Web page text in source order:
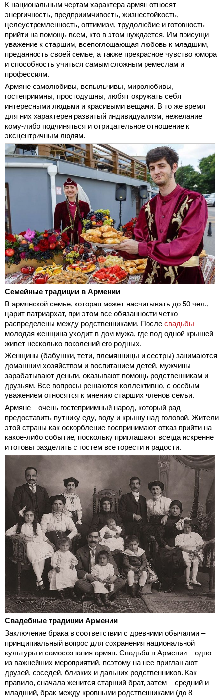
К национальным чертам характера армян относят
энергичность, предприимчивость, жизнестойкость,
целеустремленность, оптимизм, трудолюбие и готовность
прийти на помощь всем, кто в этом нуждается. Им присущи
уважение к старшим, всепоглощающая любовь к младшим,
преданность своей семье, а также прекрасное чувство юмора
и способность учиться самым сложным ремеслам и
профессиям.
Армяне самолюбивы, вспыльчивы, миролюбивы,
гостеприимны, простодушны, любят окружать себя
интересными людьми и красивыми вещами. В то же время
для них характерен развитый индивидуализм, нежелание
кому-либо подчиняться и отрицательное отношение к
эксцентричным людям.
Семейные традиции в Армении
В армянской семье, которая может насчитывать до 50 чел.,
царит патриархат, при этом все обязанности четко
распределены между родственниками. После свадьбы
молодая женщина уходит в дом мужа, где под одной крышей
живет несколько поколений его родных.
Женщины (бабушки, тети, племянницы и сестры) занимаются
домашним хозяйством и воспитанием детей, мужчины
зарабатывают деньги, оказывают помощь родственникам и
друзьям. Все вопросы решаются коллективно, с особым
уважением относятся к мнению старших членов семьи.
Армяне – очень гостеприимный народ, который рад
предоставить путнику еду, воду и крышу над головой. Жители
этой страны как оскорбление воспринимают отказ прийти на
какое-либо событие, поскольку приглашают всегда искренне
и готовы разделить с гостем все горести и радости.
Свадебные традиции Армении
Заключение брака в соответствии с древними обычаями –
принципиальный вопрос для сохранения национальной
культуры и самосознания армян. Свадьба в Армении – одно
из важнейших мероприятий, поэтому на нее приглашают
друзей, соседей, близких и дальних родственников. Как
правило, сначала женится старший брат, затем – средний и
младший, брак между кровными родственниками (до 8